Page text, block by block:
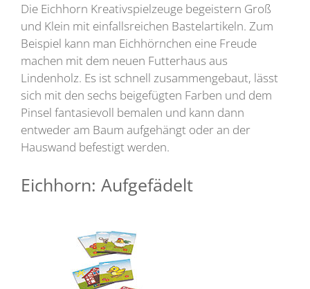
Die Eichhorn Kreativspielzeuge begeistern Groß
und Klein mit einfallsreichen Bastelartikeln. Zum
Beispiel kann man Eichhörnchen eine Freude
machen mit dem neuen Futterhaus aus
Lindenholz. Es ist schnell zusammengebaut, lässt
sich mit den sechs beigefügten Farben und dem
Pinsel fantasievoll bemalen und kann dann
entweder am Baum aufgehängt oder an der
Hauswand befestigt werden.
Eichhorn: Aufgefädelt